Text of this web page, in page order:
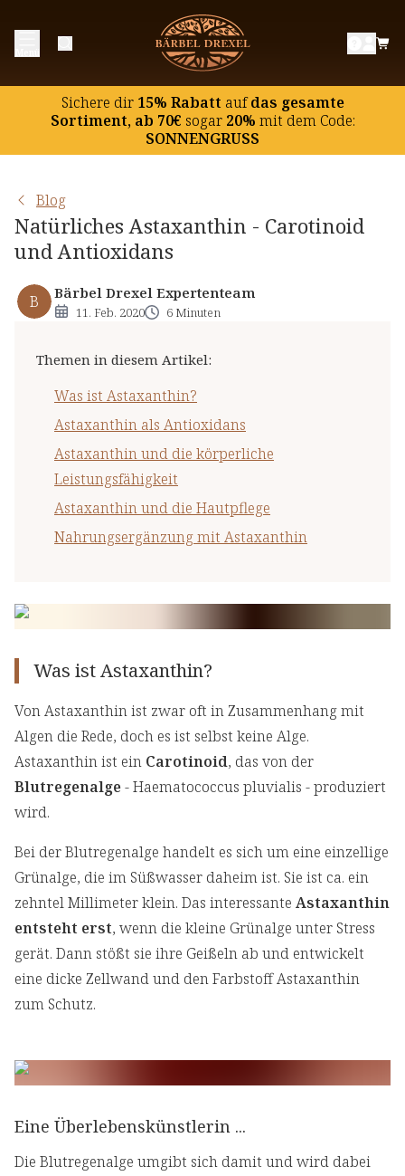
Sichere dir15% Rabatt aufdas gesamte
Sortiment, ab 70€ sogar20% mit dem Code:
SONNENGRUSS
Blog
Natürliches Astaxanthin - Carotinoid
und Antioxidans
B Bärbel Drexel Expertenteam
11. Feb. 2020 6 Minuten
Themen in diesem Artikel:
Was ist Astaxanthin?
Astaxanthin als Antioxidans
Astaxanthin und die körperliche
Leistungsfähigkeit
Astaxanthin und die Hautpflege
Nahrungsergänzung mit Astaxanthin
Was ist Astaxanthin?
Astaxanthin als Antioxidans
Astaxanthin und die körperliche Leistungsfähigkeit
Astaxanthin und die Hautpflege
Nahrungsergänzung mit Astaxanthin
Was ist Astaxanthin?
Von Astaxanthin ist zwar oft in Zusammenhang mit
Algen die Rede, doch es ist selbst keine Alge.
Astaxanthin ist ein Carotinoid, das von der
Blutregenalge- Haematococcus pluvialis - produziert
wird.
Bei der Blutregenalge handelt es sich um eine einzellige
Grünalge, die im Süßwasser daheim ist. Sie ist ca. ein
zehntel Millimeter klein. Das interessante Astaxanthin
entsteht erst, wenn die kleine Grünalge unter Stress
gerät. Dann stößt sie ihre Geißeln ab und entwickelt
eine dicke Zellwand und den Farbstoff Astaxanthin
zum Schutz.
Eine Überlebenskünstlerin ...
Die Blutregenalge umgibt sich damit und wird dabei